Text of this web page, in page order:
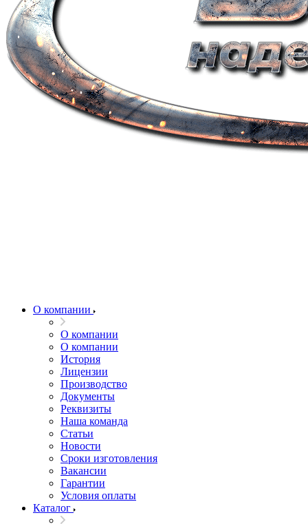
О компании
О компании
О компании
История
Лицензии
Производство
Документы
Реквизиты
Наша команда
Статьи
Новости
Сроки изготовления
Вакансии
Гарантии
Условия оплаты
Каталог